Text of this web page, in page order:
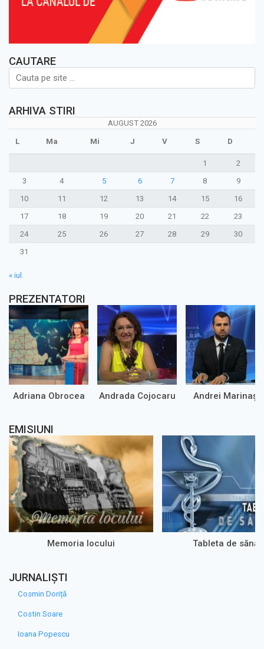
CAUTARE
ARHIVA STIRI
AUGUST 2026
L Ma Mi J V S D
1
2
3
4 5 6 7 8
9
10
11 12 13 14 15
16
17
18 19 20 21 22
23
24
25 26 27 28 29
30
31
« iul.
PREZENTATORI
Adriana Obrocea Andrada Cojocaru Andrei Marinaș
EMISIUNI
Memoria locului Tableta de
JURNALIȘTI
Cosmin Doriță
Costin Soare
Ioana Popescu